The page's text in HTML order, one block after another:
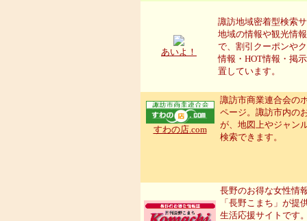
あいよ！
諏訪地域密着型検索
地域の情報や観光情
で、割引クーポンや
情報・HOT情報・掲
置しています。
すわの店.com
諏訪市商業連合会の
ページ。諏訪市内の
が、地図上やジャン
検索できます。
長野のお得な女性情
「長野こまち」が提
生活応援サイトです